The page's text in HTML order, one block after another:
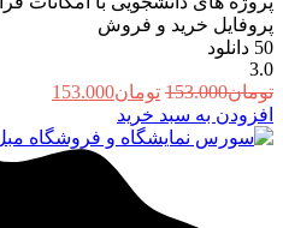
پروفایل خرید و فروش
50 دانلود
3.0
تومان153.000 قیمت
اصلی:
تومان153.000
تومان153.000
تومان153.000.
افزودن به سبد خرید